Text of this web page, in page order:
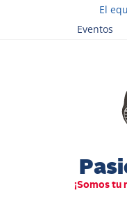
El
Eventos